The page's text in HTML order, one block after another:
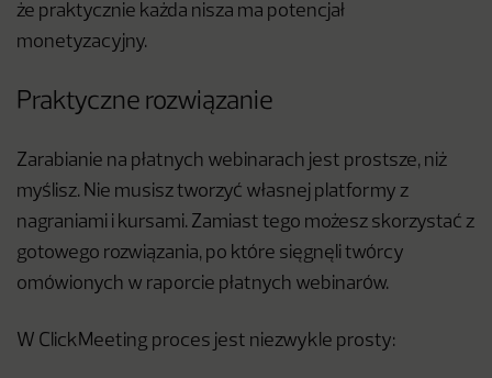
że praktycznie każda nisza ma potencjał
monetyzacyjny.
Praktyczne rozwiązanie
Zarabianie na płatnych webinarach jest prostsze, niż
myślisz. Nie musisz tworzyć własnej platformy z
nagraniami i kursami. Zamiast tego możesz skorzystać z
gotowego rozwiązania, po które sięgnęli twórcy
omówionych w raporcie płatnych webinarów.
W ClickMeeting proces jest niezwykle prosty: